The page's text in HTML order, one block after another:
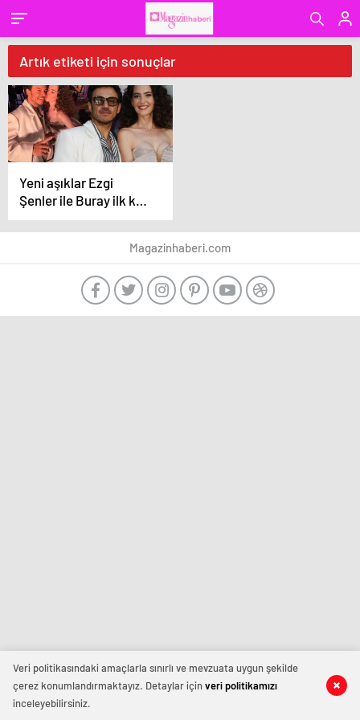
Artık etiketi için sonuçlar
Yeni aşıklar Ezgi
Şenler ile Buray ilk kez
görüntülendi
Magazinhaberi.com
Veri politikasındaki amaçlarla sınırlı ve mevzuata uygun şekilde
çerez konumlandırmaktayız. Detaylar içinveri politikamızı
inceleyebilirsiniz.